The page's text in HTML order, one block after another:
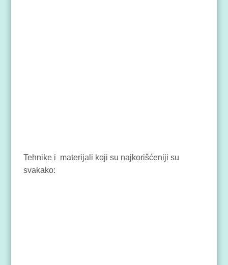
Tehnike i materijali koji su najkorišćeniji su
svakako: